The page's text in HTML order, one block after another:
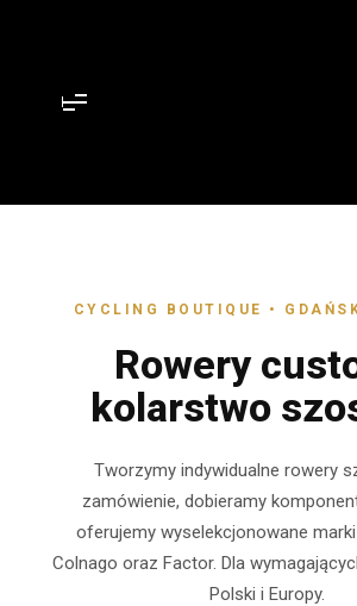
M
u
CYCLING BOUTIQUE •
Rowery
kolarstwo
Tworzymy indywidualne rowery
zamówienie, dobieramy
oferujemy wyselekcjonowane marki
Colnago oraz Factor. Dla
Polski i Europy.